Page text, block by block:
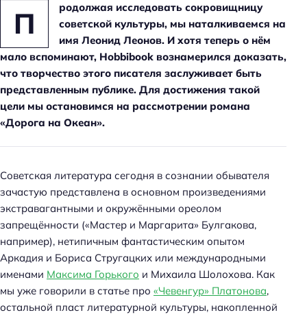
П
родолжая исследовать сокровищницу
советской культуры, мы наталкиваемся на
имя Леонид Леонов. И хотя теперь о нём
мало вспоминают, Hobbibook вознамерился доказать,
что творчество этого писателя заслуживает быть
представленным публике. Для достижения такой
цели мы остановимся на рассмотрении романа
«Дорога на Океан».
Советская литература сегодня в сознании обывателя
зачастую представлена в основном произведениями
экстравагантными и окружёнными ореолом
запрещённости («Мастер и Маргарита» Булгакова,
например), нетипичным фантастическим опытом
Аркадия и Бориса Стругацких или международными
именами Максима Горького и Михаила Шолохова. Как
мы уже говорили в статье про «Чевенгур» Платонова,
остальной пласт литературной культуры, накопленной